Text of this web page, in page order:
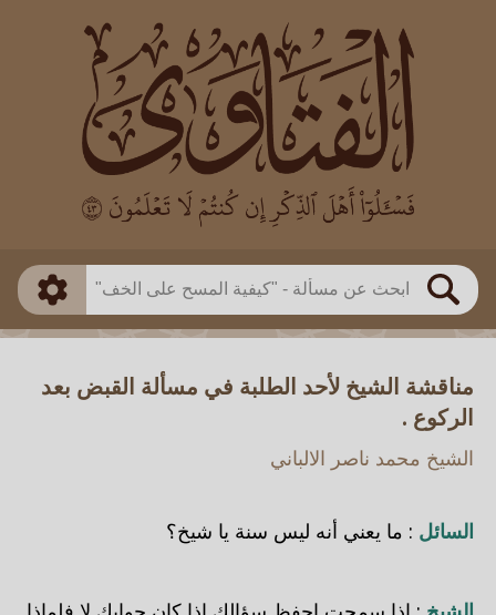
بحث
العالم
بن باز
بن العثيمين
اللجنة الدائمة
طريقة البحث
ذكي
مناقشة الشيخ لأحد الطلبة في مسألة القبض بعد
الركوع .
الشيخ محمد ناصر الالباني
السائل : ما يعني أنه ليس سنة يا شيخ؟